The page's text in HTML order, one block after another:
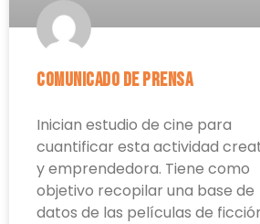
Comunicado de prensa
Inician estudio de cine para
cuantificar esta actividad
y emprendedora. Tiene como
objetivo recopilar una base de
datos de las películas de